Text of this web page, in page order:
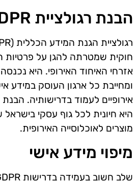
הבנת רגולציית GDPR
חוקית שמטרתה להגן על פרטיות
ומחייבת כל ארגון העוסק במידע
היא חיונית לכל גוף עסקי
מוצרים לאוכלוסייה האירופית.
מיפוי מידע אישי